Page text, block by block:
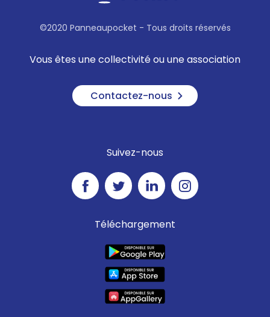
©2020 Panneaupocket - Tous droits réservés
Vous êtes une collectivité ou une association
Contactez-nous
Suivez-nous
Téléchargement